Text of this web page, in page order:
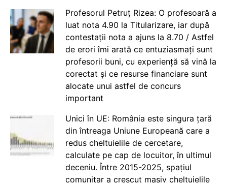
Profesorul Petruț Rizea: O profesoară a
luat nota 4.90 la Titularizare, iar după
contestații nota a ajuns la 8.70 / Astfel
de erori îmi arată ce entuziasmați sunt
profesorii buni, cu experiență să vină la
corectat și ce resurse financiare sunt
alocate unui astfel de concurs
important
Unici în UE: România este singura țară
din întreaga Uniune Europeană care a
redus cheltuielile de cercetare,
calculate pe cap de locuitor, în ultimul
deceniu. Între 2015-2025, spațiul
comunitar a crescut masiv cheltuielile